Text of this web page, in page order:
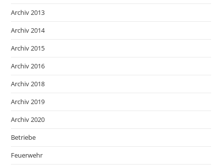
Archiv 2013
Archiv 2014
Archiv 2015
Archiv 2016
Archiv 2018
Archiv 2019
Archiv 2020
Betriebe
Feuerwehr